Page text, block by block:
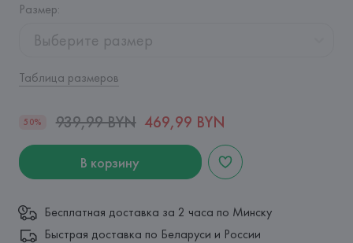
Размер:
Выберите размер
Таблица размеров
50% 939,99 BYN 469,99 BYN
В корзину
Бесплатная доставка за 2 часа по Минску
Быстрая доставка по Беларуси и России